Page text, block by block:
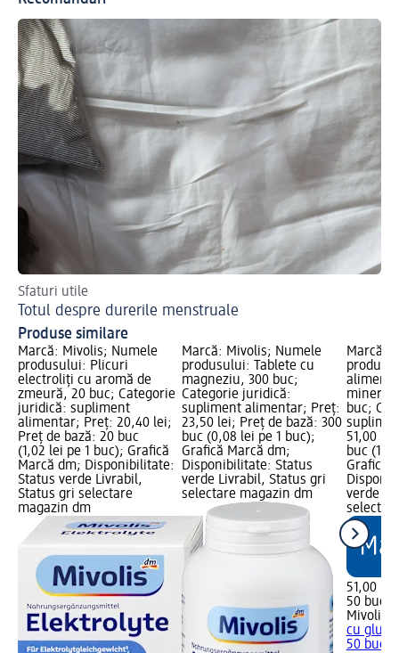
Sfaturi utile
Totul despre durerile menstruale
Produse similare
Marcă: Mivolis; Numele
produsului: Plicuri
electroliți cu aromă de
zmeură, 20 buc; Categorie
juridică: supliment
alimentar; Preț: 20,40 lei;
Preț de bază: 20 buc
(1,02 lei pe 1 buc); Grafică
Marcă dm; Disponibilitate:
Status verde Livrabil,
Status gri selectare
magazin dm
Marcă: Mivolis; Numele
produsului: Tablete cu
magneziu, 300 buc;
Categorie juridică:
supliment alimentar; Preț:
23,50 lei; Preț de bază: 300
buc (0,08 lei pe 1 buc);
Grafică Marcă dm;
Disponibilitate: Status
verde Livrabil, Status gri
selectare magazin dm
Marcă:
buc;
51,00
buc
Grafică
verde
51,00 lei
50 buc
Mivolis
cu
50 buc